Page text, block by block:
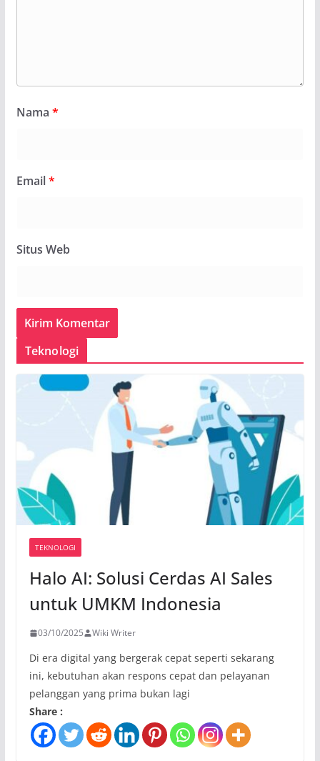
Nama *
Email*
Situs Web
Teknologi
TEKNOLOGI
Halo AI: Solusi Cerdas AI Sales
untuk UMKM Indonesia
03/10/2025 Wiki Writer
Di era digital yang bergerak cepat seperti sekarang
ini, kebutuhan akan respons cepat dan pelayanan
pelanggan yang prima bukan lagi
Share :